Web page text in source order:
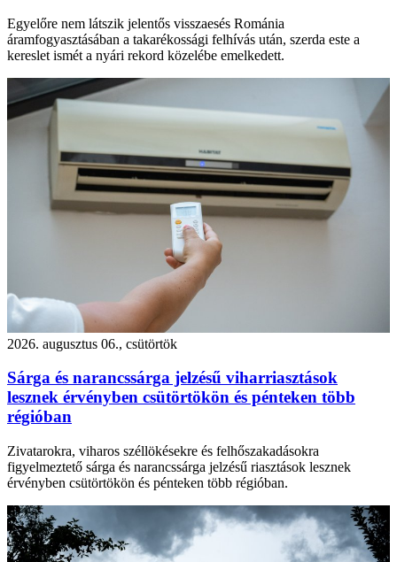
Egyelőre nem látszik jelentős visszaesés Románia
áramfogyasztásában a takarékossági felhívás után, szerda este a
kereslet ismét a nyári rekord közelébe emelkedett.
2026. augusztus 06., csütörtök
Sárga és narancssárga jelzésű viharriasztások
lesznek érvényben csütörtökön és pénteken több
régióban
Zivatarokra, viharos széllökésekre és felhőszakadásokra
figyelmeztető sárga és narancssárga jelzésű riasztások lesznek
érvényben csütörtökön és pénteken több régióban.